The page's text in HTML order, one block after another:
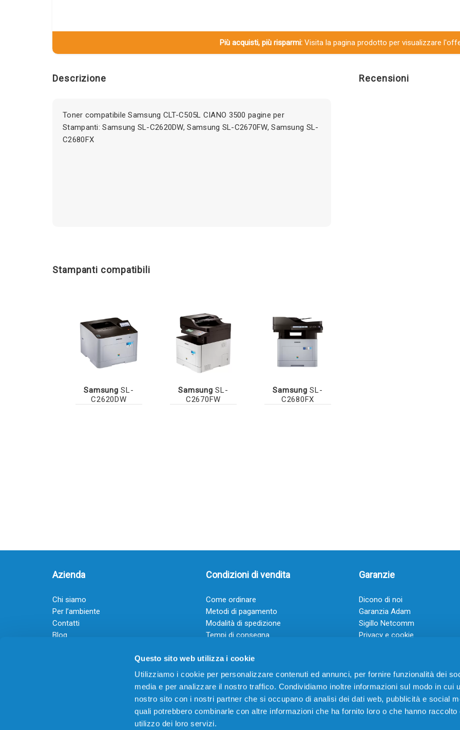
Questo sito web utilizza i cookie
Utilizziamo i cookie per personalizzare contenuti ed annunci, per fornire funzionalità dei
media e per analizzare il nostro traffico. Condividiamo inoltre informazioni sul modo in cui
nostro sito con i nostri partner che si occupano di analisi dei dati web, pubblicità e social
quali potrebbero combinarle con altre informazioni che ha fornito loro o che hanno raccolto
utilizzo dei loro servizi.
Più acquisti, più risparmi:Visita la pagina prodotto per visualizzare
Descrizione
Toner compatibile Samsung CLT-C505L CIANO 3500 pagine per
Stampanti: Samsung SL-C2620DW, Samsung SL-C2670FW, Samsung SL-
C2680FX
Recensioni
Stampanti compatibili
Samsung SL-
C2620DW
Samsung SL-
C2670FW
Samsung SL-
C2680FX
Azienda
Chi siamo
Per l’ambiente
Contatti
Blog
Guadagna con il Dropship
Condizioni di vendita
Come ordinare
Metodi di pagamento
Modalità di spedizione
Tempi di consegna
Garanzie
Dicono di noi
Garanzia Adam
Sigillo Netcomm
Privacy e cookie